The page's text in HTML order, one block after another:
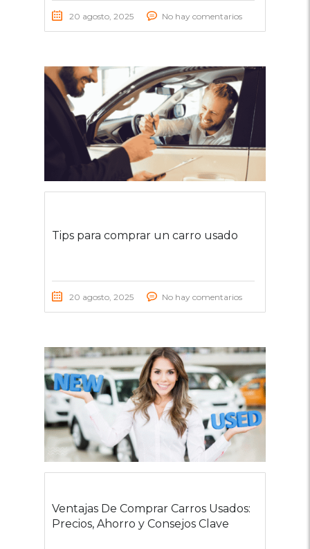
20 agosto, 2025 No hay comentarios
Tips para comprar un carro usado
20 agosto, 2025 No hay comentarios
Ventajas De Comprar Carros Usados:
Precios, Ahorro y Consejos Clave